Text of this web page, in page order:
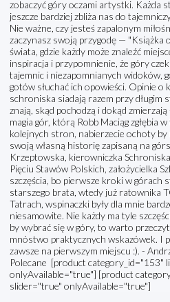
zobaczyć góry oczami artystki. Każda
jeszcze bardziej zbliża nas do
Nie ważne, czy jesteś zapalonym
zaczynasz swoją przygodę — "Książka
świata, gdzie każdy może znaleźć
inspiracja i przypomnienie, że góry
tajemnic i niezapomnianych widoków,
gotów słuchać ich opowieści. Opinie o
schroniska siadają razem przy długim
znają, skąd pochodzą i dokąd
magia gór, którą Robb Maciąg zgłębia
kolejnych stron, nabierzecie ochoty by
swoją własną historię zapisaną na
Krzeptowska, kierowniczka
Pięciu Stawów Polskich, założycielka
szczęścia, bo pierwsze kroki w górach
starszego brata, wtedy już ratownika
Tatrach, wspinaczki były dla mnie
niesamowite. Nie każdy ma tyle
by wybrać się w góry, to warto
mnóstwo praktycznych wskazówek. I
zawsze na pierwszym miejscu :). -
Polecane [product category_id="153"
onlyAvailable="true"] [product
slider="true" onlyAvailable="true"]